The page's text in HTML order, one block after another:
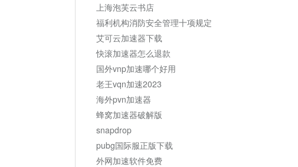
上海泡芙云书店
福利机构消防安全管理十项规定
艾可云加速器下载
快滚加速器怎么退款
国外vnp加速哪个好用
老王vqn加速2023
海外pvn加速器
蜂窝加速器破解版
snapdrop
pubg国际服正版下载
外网加速软件免费